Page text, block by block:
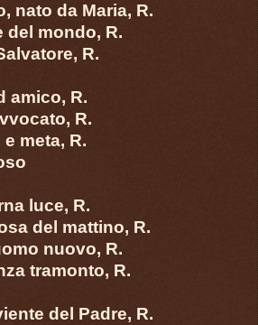
nato da Maria, R.
del mondo, R.
R.
amico, R.
R.
meta, R.
luce, R.
del mattino, R.
nuovo, R.
tramonto, R.
del Padre, R.